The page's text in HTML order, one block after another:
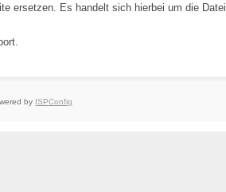
ersetzen. Es handelt sich hierbei um die Datei
.
by ISPConfig